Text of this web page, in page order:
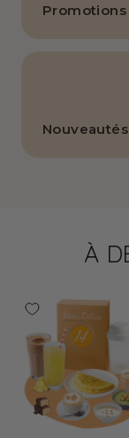
Promotions
Nouveautés
À